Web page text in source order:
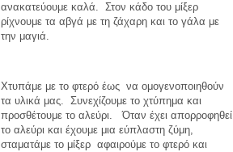
ανακατεύουμε καλά. Στον κάδο του μίξερ
ρίχνουμε τα αβγά με τη ζάχαρη και το γάλα με
την μαγιά.
Χτυπάμε με το φτερό έως να ομογενοποιηθούν
τα υλικά μας. Συνεχίζουμε το χτύπημα και
προσθέτουμε το αλεύρι.
Όταν έχει απορροφηθεί
το αλεύρι και έχουμε μια εύπλαστη ζύμη,
σταματάμε το μίξερ αφαιρούμε το φτερό και